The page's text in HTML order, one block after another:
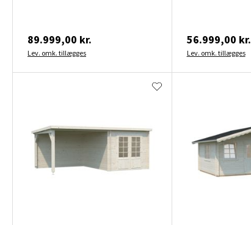
89.999,00 kr.
Lev. omk. tillægges
56.999,00 kr.
Lev. omk. tillægges